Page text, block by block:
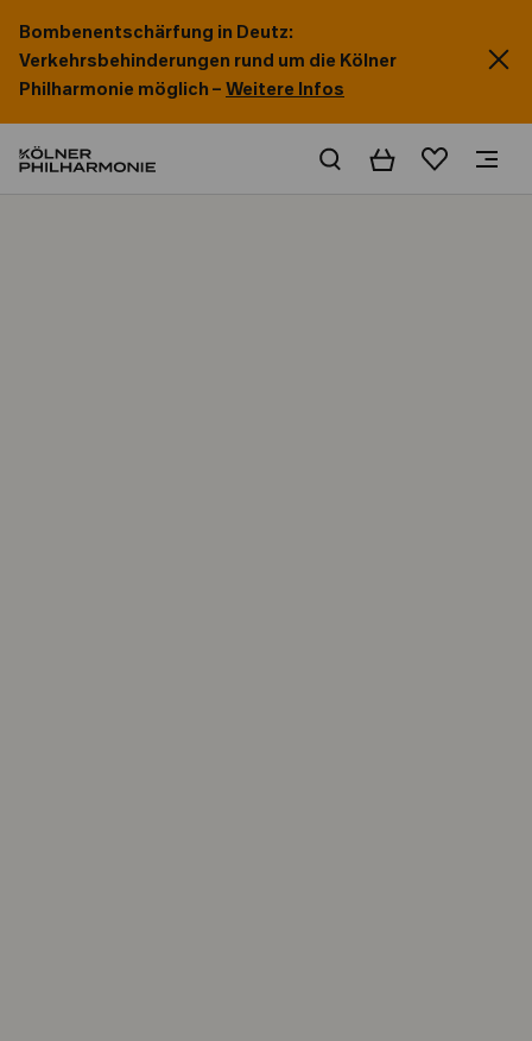
Bombenentschärfung in Deutz:
Verkehrsbehinderungen rund um die Kölner
Philharmonie möglich – Weitere Infos
WarenkorbMerkliste